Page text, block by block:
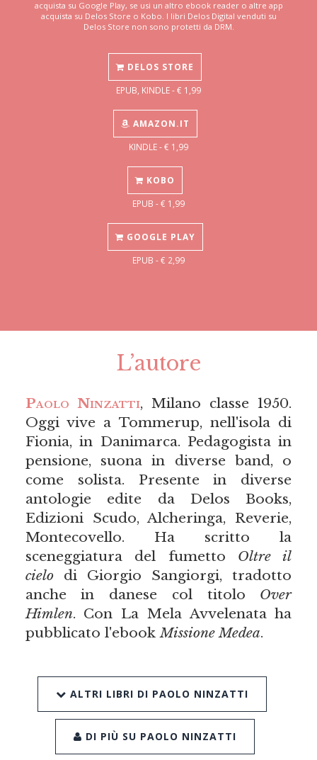
acquista su Google Play, se usi un altro ebook reader o altre app
acquista su Delos Store o Kobo. I libri Delos Digital venduti su
Delos Store non sono protetti da DRM.
DELOS STORE
EPUB, KINDLE - € 1,99
AMAZON.IT
KINDLE - € 1,99
KOBO
EPUB - € 1,99
GOOGLE PLAY
EPUB - € 2,99
L’autore
Paolo Ninzatti, Milano classe 1950.
Oggi vive a Tommerup, nell'isola di
Fionia, in Danimarca. Pedagogista in
pensione, suona in diverse band, o
come solista. Presente in diverse
antologie edite da Delos Books,
Edizioni Scudo, Alcheringa, Reverie,
Montecovello. Ha scritto la
sceneggiatura del fumetto Oltre il
cielodi Giorgio Sangiorgi, tradotto
anche in danese col titolo Over
Himlen. Con La Mela Avvelenata ha
pubblicato l'ebook Missione Medea.
ALTRI LIBRI DI PAOLO NINZATTI
DI PIÙ SU PAOLO NINZATTI